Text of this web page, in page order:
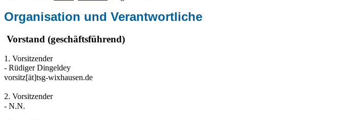
Organisation und Verantwortliche
Vorstand (geschäftsführend)
1. Vorsitzender
- Rüdiger Dingeldey
vorsitz[ät]tsg-wixhausen.de
2. Vorsitzender
- N.N.